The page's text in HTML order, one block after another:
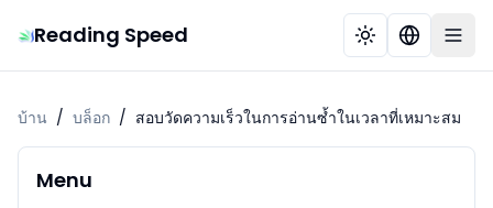
Reading Speed
บ้าน / บล็อก / สอบวัดความเร็วในการอ่านซ้ำในเวลาที่เหมาะสม
Menu